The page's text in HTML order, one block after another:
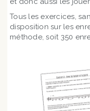
Tous les exercices,
disposition sur les
méthode, soit 350